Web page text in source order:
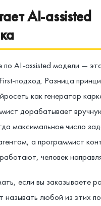
AI-assisted
AI-assisted модели —
подход. Разница
как генератор
дорабатывает
максимальное число
а программист
человек
если вы заказываете
называть любой из этих